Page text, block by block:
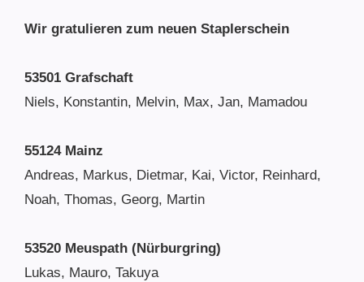
Wir gratulieren zum neuen Staplerschein
53501 Grafschaft
Niels, Konstantin, Melvin, Max, Jan, Mamadou
55124 Mainz
Andreas, Markus, Dietmar, Kai, Victor, Reinhard,
Noah, Thomas, Georg, Martin
53520 Meuspath (Nürburgring)
Lukas, Mauro, Takuya